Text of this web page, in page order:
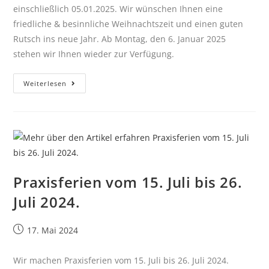
einschließlich 05.01.2025. Wir wünschen Ihnen eine
friedliche & besinnliche Weihnachtszeit und einen guten
Rutsch ins neue Jahr. Ab Montag, den 6. Januar 2025
stehen wir Ihnen wieder zur Verfügung.
Weiterlesen
Praxisferien vom 15. Juli bis 26.
Juli 2024.
17. Mai 2024
Wir machen Praxisferien vom 15. Juli bis 26. Juli 2024.